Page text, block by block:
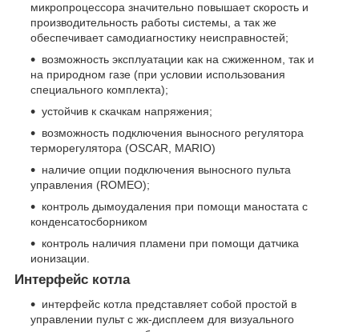
микропроцессора значительно повышает скорость и
производительность работы системы, а так же
обеспечивает самодиагностику неисправностей;
возможность эксплуатации как на сжиженном, так и
на природном газе (при условии использования
специального комплекта);
устойчив к скачкам напряжения;
возможность подключения выносного регулятора
терморегулятора (OSCAR, MARIO)
наличие опции подключения выносного пульта
управления (ROMEO);
контроль дымоудаления при помощи маностата с
конденсатосборником
контроль наличия пламени при помощи датчика
ионизации.
Интерфейс котла
интерфейс котла представляет собой простой в
управлении пульт с жк-дисплеем для визуального